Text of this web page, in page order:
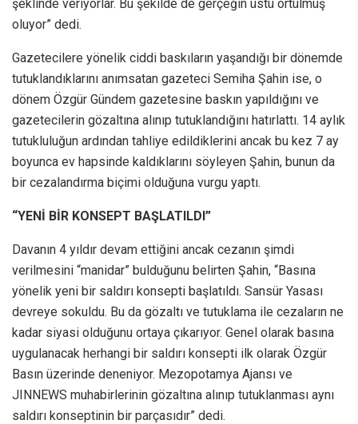
şeklinde veriyorlar. Bu şekilde de gerçeğin üstü örtülmüş
oluyor” dedi.
Gazetecilere yönelik ciddi baskıların yaşandığı bir dönemde
tutuklandıklarını anımsatan gazeteci Semiha Şahin ise, o
dönem Özgür Gündem gazetesine baskın yapıldığını ve
gazetecilerin gözaltına alınıp tutuklandığını hatırlattı. 14 aylık
tutukluluğun ardından tahliye edildiklerini ancak bu kez 7 ay
boyunca ev hapsinde kaldıklarını söyleyen Şahin, bunun da
bir cezalandırma biçimi olduğuna vurgu yaptı.
“YENİ BİR KONSEPT BAŞLATILDI”
Davanın 4 yıldır devam ettiğini ancak cezanın şimdi
verilmesini “manidar” bulduğunu belirten Şahin, “Basına
yönelik yeni bir saldırı konsepti başlatıldı. Sansür Yasası
devreye sokuldu. Bu da gözaltı ve tutuklama ile cezaların ne
kadar siyasi olduğunu ortaya çıkarıyor. Genel olarak basına
uygulanacak herhangi bir saldırı konsepti ilk olarak Özgür
Basın üzerinde deneniyor. Mezopotamya Ajansı ve
JINNEWS muhabirlerinin gözaltına alınıp tutuklanması aynı
saldırı konseptinin bir parçasıdır” dedi.